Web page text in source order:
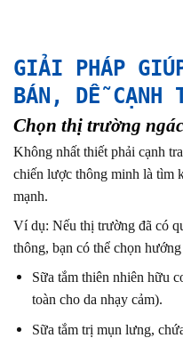
GIẢI PHÁP
BÁN, DỄ CẠNH
Chọn thị trường
Không nhất thiết phải cạnh
chiến lược thông minh là tìm
mạnh.
Ví dụ: Nếu thị trường đã có
thông, bạn có thể chọn
Sữa tắm thiên nhiên hữu
toàn cho da nhạy cảm).
Sữa tắm trị mụn lưng,